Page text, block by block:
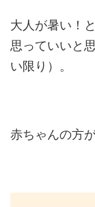
大人が暑い！
思っていいと
い限り）。
赤ちゃんの方